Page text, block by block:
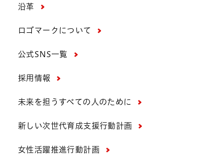
沿革
ロゴマークについて
公式SNS一覧
採用情報
未来を担うすべての人のために
新しい次世代育成支援行動計画
女性活躍推進行動計画